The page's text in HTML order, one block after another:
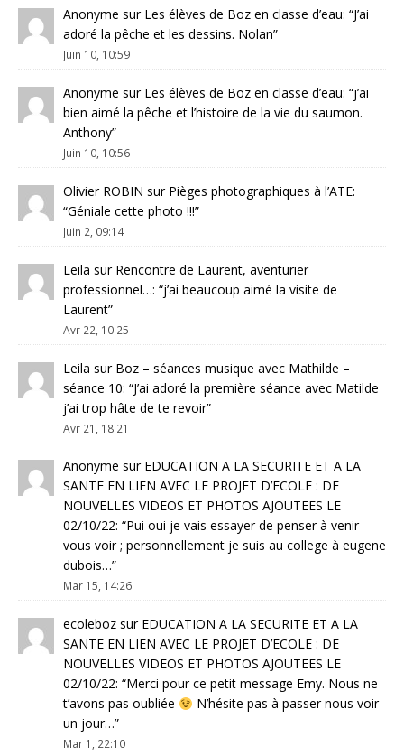
Anonyme sur Les élèves de Boz en classe d’eau: “J’ai
adoré la pêche et les dessins. Nolan”
Juin 10, 10:59
Anonyme sur Les élèves de Boz en classe d’eau: “j’ai
bien aimé la pêche et l’histoire de la vie du saumon.
Anthony”
Juin 10, 10:56
Olivier ROBIN sur Pièges photographiques à l’ATE:
“Géniale cette photo !!!”
Juin 2, 09:14
Leila sur Rencontre de Laurent, aventurier
professionnel…: “j’ai beaucoup aimé la visite de
Laurent”
Avr 22, 10:25
Leila sur Boz – séances musique avec Mathilde –
séance 10: “J’ai adoré la première séance avec Matilde
j’ai trop hâte de te revoir”
Avr 21, 18:21
Anonyme sur EDUCATION A LA SECURITE ET A LA
SANTE EN LIEN AVEC LE PROJET D’ECOLE : DE
NOUVELLES VIDEOS ET PHOTOS AJOUTEES LE
02/10/22: “Pui oui je vais essayer de penser à venir
vous voir ; personnellement je suis au college à eugene
dubois…”
Mar 15, 14:26
ecoleboz sur EDUCATION A LA SECURITE ET A LA
SANTE EN LIEN AVEC LE PROJET D’ECOLE : DE
NOUVELLES VIDEOS ET PHOTOS AJOUTEES LE
02/10/22: “Merci pour ce petit message Emy. Nous ne
t’avons pas oubliée
N’hésite pas à passer nous voir
un jour…”
Mar 1, 22:10